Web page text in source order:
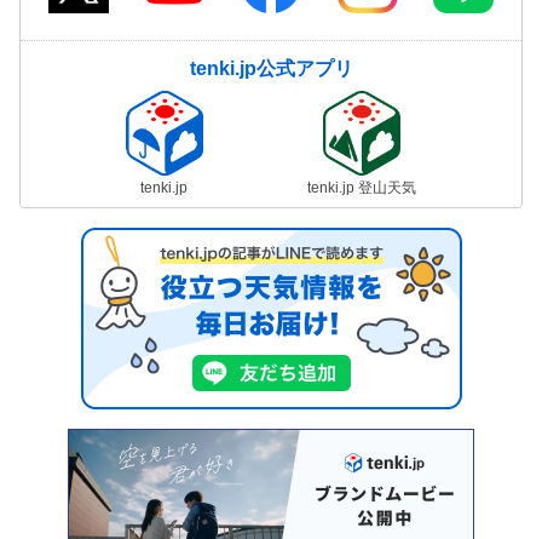
tenki.jp公式アプリ
tenki.jp tenki.jp 登山天気